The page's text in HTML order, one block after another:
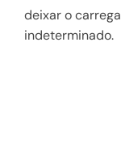
deixar o
indeterminado.